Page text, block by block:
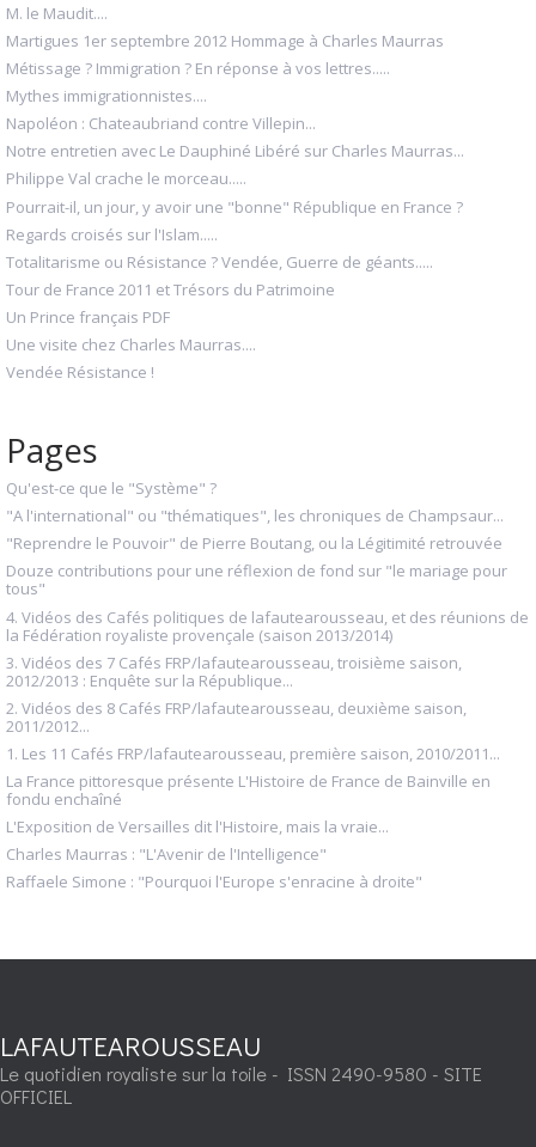
M. le Maudit....
Martigues 1er septembre 2012 Hommage à Charles Maurras
Métissage ? Immigration ? En réponse à vos lettres.....
Mythes immigrationnistes....
Napoléon : Chateaubriand contre Villepin...
Notre entretien avec Le Dauphiné Libéré sur Charles Maurras...
Philippe Val crache le morceau.....
Pourrait-il, un jour, y avoir une "bonne" République en France ?
Regards croisés sur l'Islam.....
Totalitarisme ou Résistance ? Vendée, Guerre de géants.....
Tour de France 2011 et Trésors du Patrimoine
Un Prince français PDF
Une visite chez Charles Maurras....
Vendée Résistance !
Pages
Qu'est-ce que le "Système" ?
"A l'international" ou "thématiques", les chroniques de Champsaur...
"Reprendre le Pouvoir" de Pierre Boutang, ou la Légitimité retrouvée
Douze contributions pour une réflexion de fond sur "le mariage pour
tous"
4. Vidéos des Cafés politiques de lafautearousseau, et des réunions de
la Fédération royaliste provençale (saison 2013/2014)
3. Vidéos des 7 Cafés FRP/lafautearousseau, troisième saison,
2012/2013 : Enquête sur la République...
2. Vidéos des 8 Cafés FRP/lafautearousseau, deuxième saison,
2011/2012...
1. Les 11 Cafés FRP/lafautearousseau, première saison, 2010/2011...
La France pittoresque présente L'Histoire de France de Bainville en
fondu enchaîné
L'Exposition de Versailles dit l'Histoire, mais la vraie...
Charles Maurras : "L'Avenir de l'Intelligence"
Raffaele Simone : "Pourquoi l'Europe s'enracine à droite"
LAFAUTEAROUSSEAU
Le quotidien royaliste sur la toile - ISSN 2490-9580 - SITE
OFFICIEL